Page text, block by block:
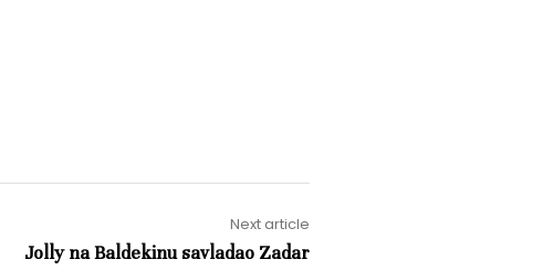
Next article
Jolly na Baldekinu savladao Zadar